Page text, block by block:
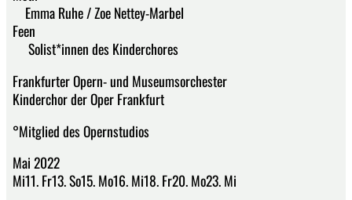
Emma Ruhe / Zoe Nettey-Marbel
Feen
Solist*innen des Kinderchores
Frankfurter Opern- und Museumsorchester
Kinderchor der Oper Frankfurt
°Mitglied des Opernstudios
Mai 2022
Mi11. Fr13. So15. Mo16. Mi18. Fr20. Mo23. Mi